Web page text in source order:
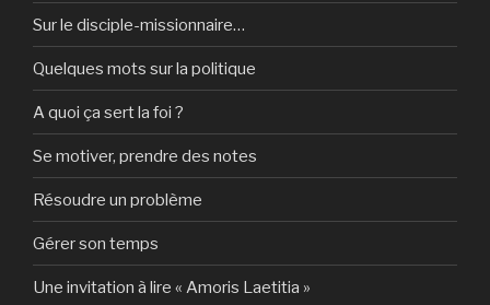
Sur le disciple-missionnaire…
Quelques mots sur la politique
A quoi ça sert la foi ?
Se motiver, prendre des notes
Résoudre un problème
Gérer son temps
Une invitation à lire « Amoris Laetitia »